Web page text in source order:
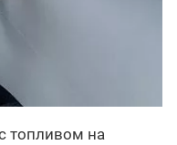
топливом на